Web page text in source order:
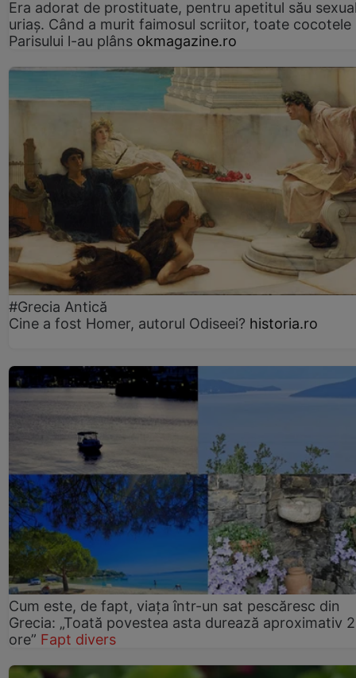
Era adorat de prostituate, pentru apetitul său
uriaș. Când a murit faimosul scriitor, toate cocotele
Parisului l-au plâns okmagazine.ro
#Grecia Antică
Cine a fost Homer, autorul Odiseei? historia.ro
Cum este, de fapt, viața într-un sat pescăresc din
Grecia: „Toată povestea asta durează aproximativ
ore” Fapt divers